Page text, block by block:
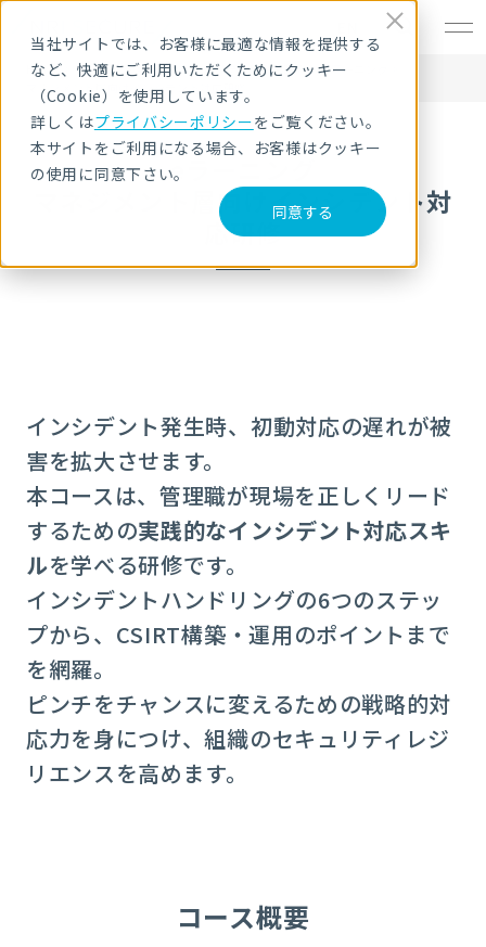
当社サイトでは、お客様に最適な情報を提供する
など、快適にご利用いただくためにクッキー
（Cookie）を使用しています。
詳しくはプライバシーポリシーをご覧ください。
本サイトをご利用になる場合、お客様はクッキー
の使用に同意下さい。
同意する
HOME サービス・製品 セキュリティ教育・研修
eラーニング
マネジメント層向けインシデント対応研修
eラーニング
マネジメント層向けインシデント対
応研修
インシデント発生時、初動対応の遅れが被
害を拡大させます。
本コースは、管理職が現場を正しくリード
するための実践的なインシデント対応スキ
ルを学べる研修です。
インシデントハンドリングの6つのステッ
プから、CSIRT構築・運用のポイントまで
を網羅。
ピンチをチャンスに変えるための戦略的対
応力を身につけ、組織のセキュリティレジ
リエンスを高めます。
コース概要